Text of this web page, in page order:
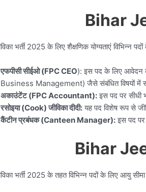
Bihar
भर्ती 2025 के लिए शैक्षणिक योग्यताएं
एफपीसी सीईओ (FPC CEO): इस पद के लिए आवेदन
Business Management) जैसे संबंधित विषयों में
अकाउंटेंट (FPC Accountant):इस पद पर सीधी
रसोइया (Cook) जीविका दीदी:यह पद विशेष रूप से
कैंटीन प्रबंधक (Canteen Manager):इस पद पर
Bihar
भर्ती 2025 के तहत विभिन्न पदों के लिए आयु